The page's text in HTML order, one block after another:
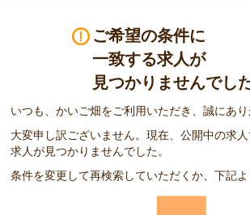
ご希望の条件に
一致する求人が
見つかりませんでした
いつも、かいご畑をご利用いただき、誠にあり
大変申し訳ございません。現在、公開中の求
求人が見つかりませんでした。
条件を変更して再検索していただくか、下記よ